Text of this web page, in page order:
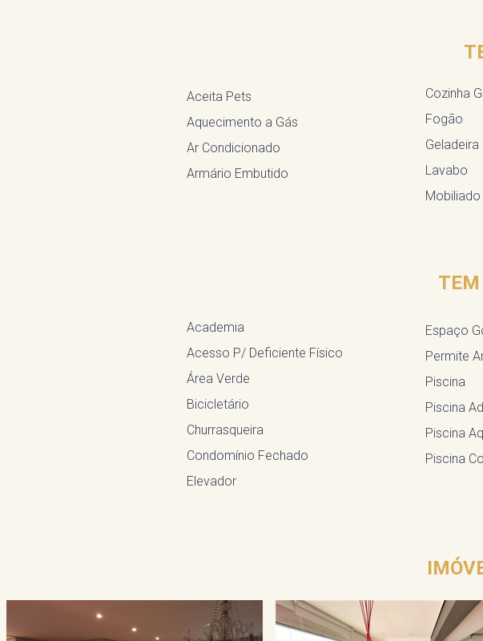
Aceita Pets
Aquecimento a Gás
Ar Condicionado
Armário Embutido
Cozinha
Fogão
Geladeira
Lavabo
Mobiliado
TEM
Academia
Acesso P/ Deficiente Físico
Área Verde
Bicicletário
Churrasqueira
Condomínio Fechado
Elevador
Espaço
Permite
Piscina
Piscina
Piscina
Piscina